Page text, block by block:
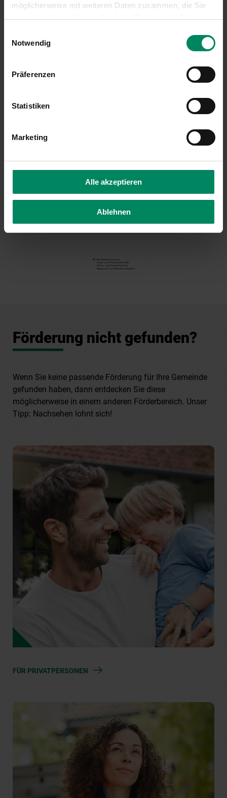
möglicherweise mit weiteren Daten zusammen, die Sie
ihnen bereitgestellt oder die sie im Rahmen der Nutzung
Notwendig
Präferenzen
Statistiken
Marketing
Alle akzeptieren
Ablehnen
Ansprechpartner in der KPC
01/31 6 31-225
brachflaechen(at)publicconsulting.at
Förderung nicht gefunden?
Wenn Sie keine passende Förderung für Ihre Gemeinde
gefunden haben, dann entdecken Sie diese
möglicherweise in einem anderen Förderbereich. Unser
Tipp: Nachsehen lohnt sich!
FÜR PRIVATPERSONEN